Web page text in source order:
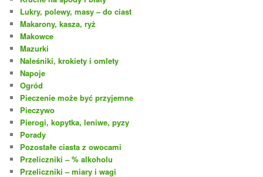
Lukry, polewy, masy – do ciast
Makarony, kasza, ryż
Makowce
Mazurki
Naleśniki, krokiety i omlety
Napoje
Ogród
Pieczenie może być przyjemne
Pieczywo
Pierogi, kopytka, leniwe, pyzy
Porady
Pozostałe ciasta z owocami
Przeliczniki – % alkoholu
Przeliczniki – miary i wagi